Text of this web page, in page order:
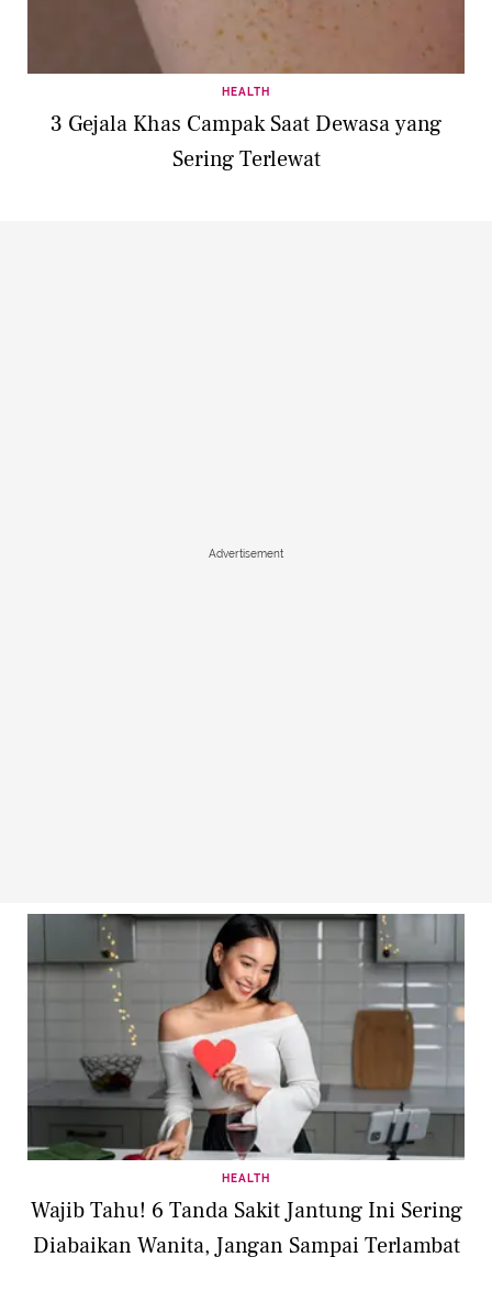
HEALTH
3 Gejala Khas Campak Saat Dewasa yang
Sering Terlewat
Advertisement
HEALTH
Wajib Tahu! 6 Tanda Sakit Jantung Ini Sering
Diabaikan Wanita, Jangan Sampai Terlambat